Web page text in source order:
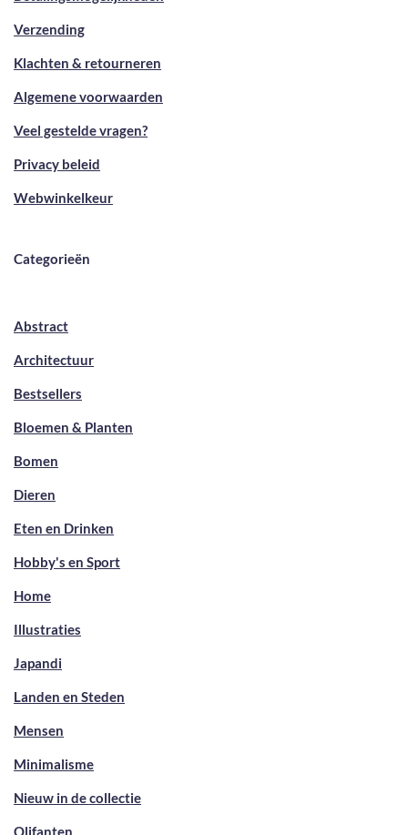
Verzending
Klachten & retourneren
Algemene voorwaarden
Veel gestelde vragen?
Privacy beleid
Webwinkelkeur
Categorieën
Abstract
Architectuur
Bestsellers
Bloemen & Planten
Bomen
Dieren
Eten en Drinken
Hobby's en Sport
Home
Illustraties
Japandi
Landen en Steden
Mensen
Minimalisme
Nieuw in de collectie
Olifanten